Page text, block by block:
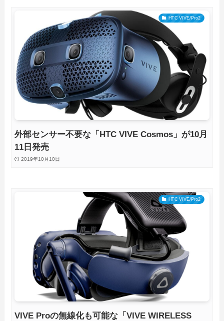
HTC VIVE/Pro2
外部センサー不要な「HTC VIVE Cosmos」が10月
11日発売
2019年10月10日
HTC VIVE/Pro2
VIVE Proの無線化も可能な「VIVE WIRELESS